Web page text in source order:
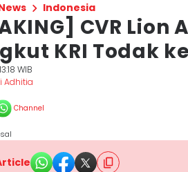
Indonesia
CVR Lion
KRI Todak
WIB
Adhitia
Channel